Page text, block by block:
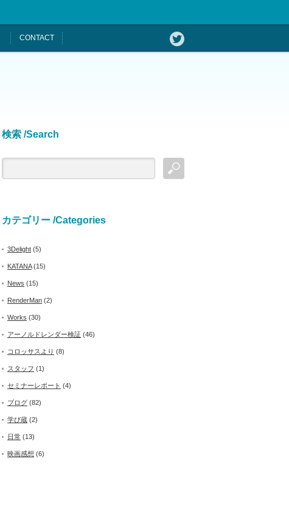
CONTACT
検索 /Search
カテゴリー /Categories
3Delight (5)
KATANA(15)
News (15)
RenderMan (2)
Works (30)
アーノルドレンダー検証 (46)
コロッサスより (8)
スタッフ (1)
セミナーレポート (4)
ブログ (82)
学び蔵 (2)
日常 (13)
映画感想 (6)